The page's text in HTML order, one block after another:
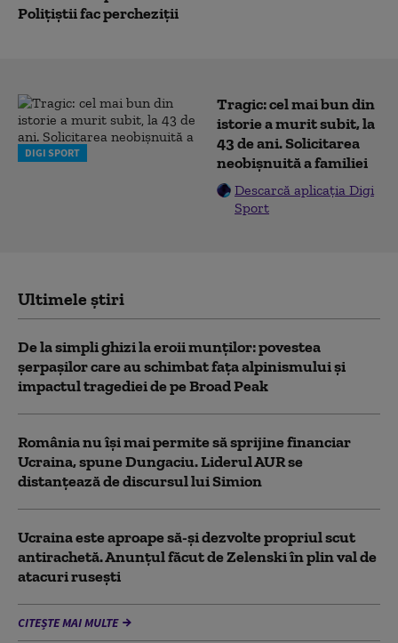
Poliţiştii fac percheziţii
DIGI SPORT
Tragic: cel mai bun din
istorie a murit subit, la
43 de ani. Solicitarea
neobișnuită a familiei
Descarcă aplicația Digi
Sport
Ultimele știri
De la simpli ghizi la eroii munților: povestea
șerpașilor care au schimbat fața alpinismului și
impactul tragediei de pe Broad Peak
România nu își mai permite să sprijine financiar
Ucraina, spune Dungaciu. Liderul AUR se
distanțează de discursul lui Simion
Ucraina este aproape să-și dezvolte propriul scut
antirachetă. Anunțul făcut de Zelenski în plin val de
atacuri rusești
CITEȘTE MAI MULTE